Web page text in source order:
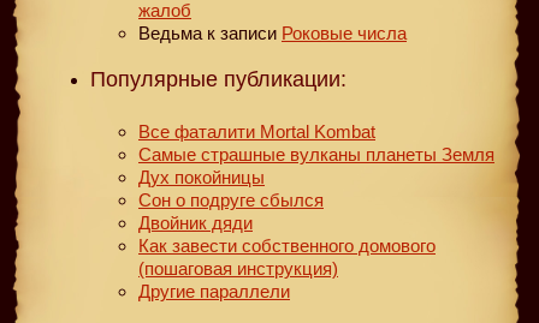
жалоб
Ведьма к записи Роковые числа
Популярные публикации:
Все фаталити Mortal Kombat
Самые страшные вулканы планеты Земля
Дух покойницы
Сон о подруге сбылся
Двойник дяди
Как завести собственного домового
(пошаговая инструкция)
Другие параллели